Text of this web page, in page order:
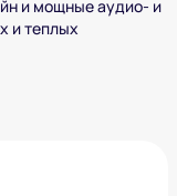
и мощные аудио- и
и теплых